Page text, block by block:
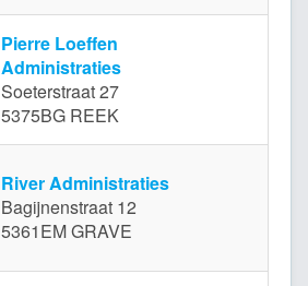
Pierre Loeffen
Administraties
Soeterstraat 27
5375BG REEK
River Administraties
Bagijnenstraat 12
5361EM GRAVE